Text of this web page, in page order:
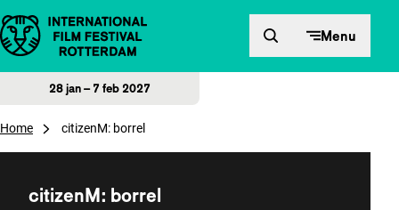
Direct naar inhoud Menu
28 jan – 7 feb 2027
Home citizenM: borrel
citizenM: borrel